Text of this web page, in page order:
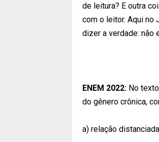
de leitura? E outra
com o leitor. Aqui no
dizer a verdade: não
ENEM 2022: No
do gênero crônica,
a) relação